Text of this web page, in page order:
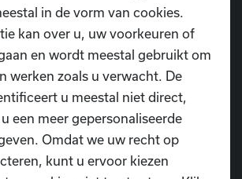
your inner latin rhythm!
in de vorm van cookies.
kan over u, uw voorkeuren of
en wordt meestal gebruikt om
werken zoals u verwacht. De
u meestal niet direct,
een meer gepersonaliseerde
Omdat we uw recht op
kunt u ervoor kiezen